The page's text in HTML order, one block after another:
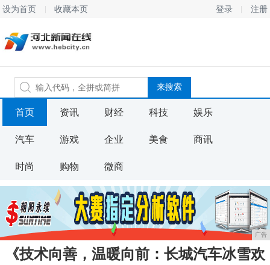
设为首页 收藏本页 登录 注册
首页 资讯 财经 科技 娱乐
汽车 游戏 企业 美食 商讯
时尚 购物 微商
广告
《技术向善，温暖向前：长城汽车冰雪欢